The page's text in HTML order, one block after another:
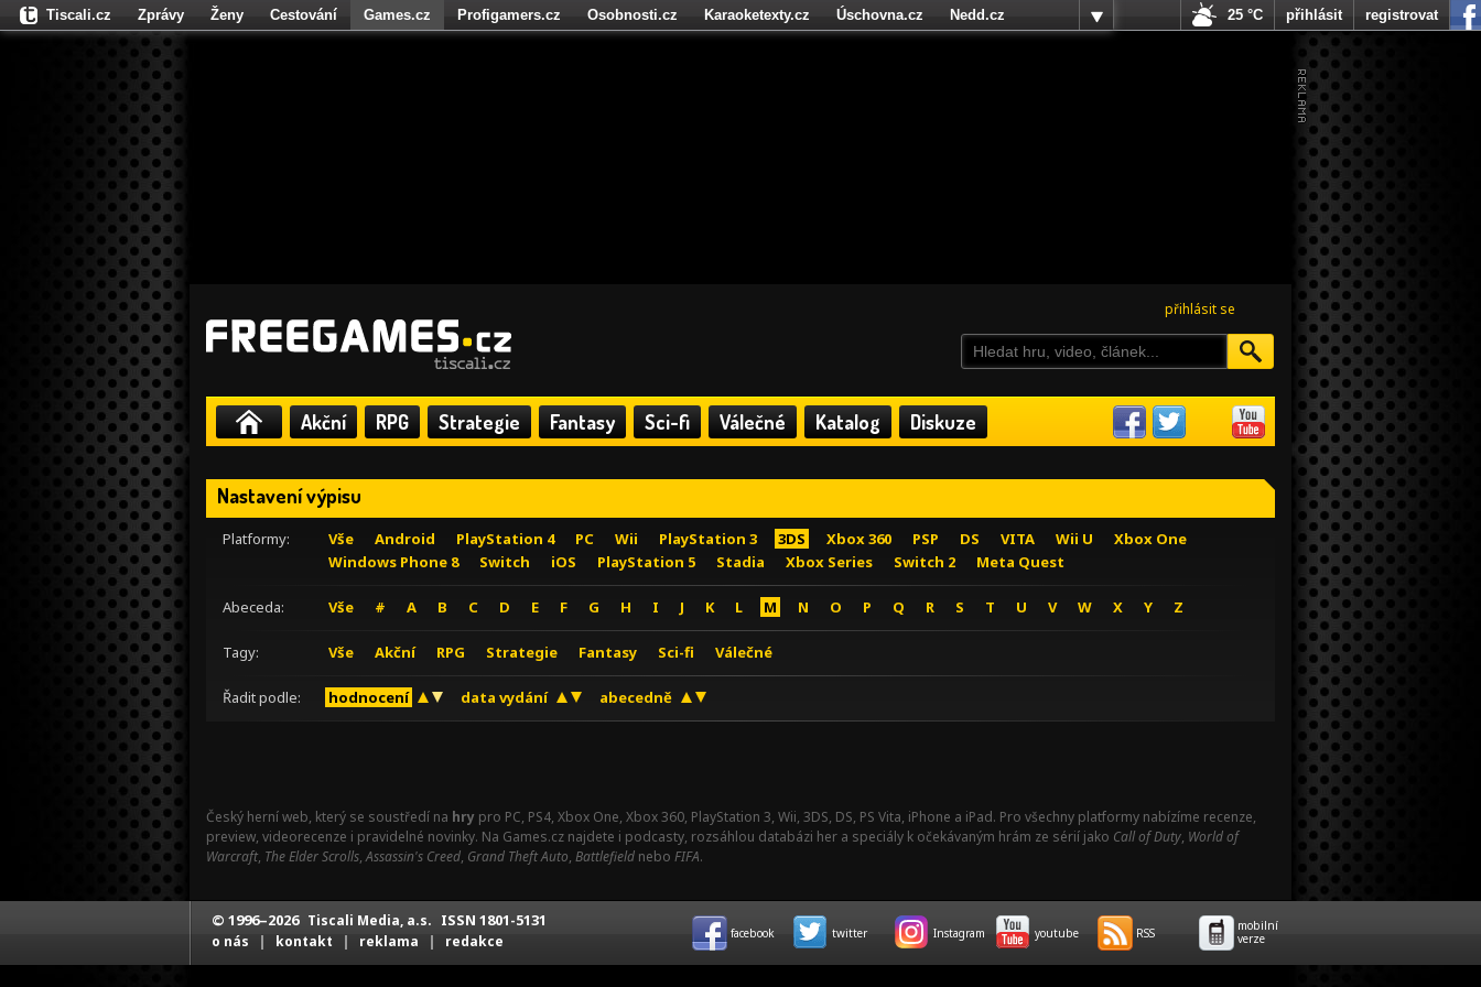
přihlásit se
Akční RPG Strategie Fantasy Sci-fi Válečné Katalog Diskuze
Nastavení výpisu
Platformy: Vše Android PlayStation 4 PC Wii PlayStation 3 3DS Xbox 360 PSP DS VITA Wii U
Xbox One
Windows Phone 8
Switch iOS PlayStation 5 Stadia Xbox Series Switch 2 Meta Quest
Abeceda: Vše # A B C D E F G H I J K L M N O P Q R S T U V W X Y Z
Tagy: Vše Akční RPG Strategie Fantasy Sci-fi Válečné
Řadit podle: hodnocení data vydání abecedně
Český herní web, který se soustředí na hry pro PC, PS4, Xbox One, Xbox 360, PlayStation 3, Wii, 3DS, DS, PS Vita, iPhone a iPad. Pro všechny platformy nabízíme recenze,
preview, videorecenze i pravidelné novinky. Na Games.cz najdete i podcasty, rozsáhlou databázi her a speciály k očekávaným hrám ze sérií jako Call of Duty, World of
Warcraft, The Elder Scrolls,Assassin's Creed, Grand Theft Auto, Battlefield nebo FIFA.
Tiscali.cz Zprávy Ženy Cestování Games.cz Profigamers.cz Osobnosti.cz Karaoketexty.cz Úschovna.cz
Nedd.cz
Fights.cz
25 °C přihlásit registrovat
© 1996–2026 Tiscali Media, a.s. ISSN 1801-5131
o nás | kontakt | reklama | redakce facebook twitter Instagram youtube RSS
mobilní
verze